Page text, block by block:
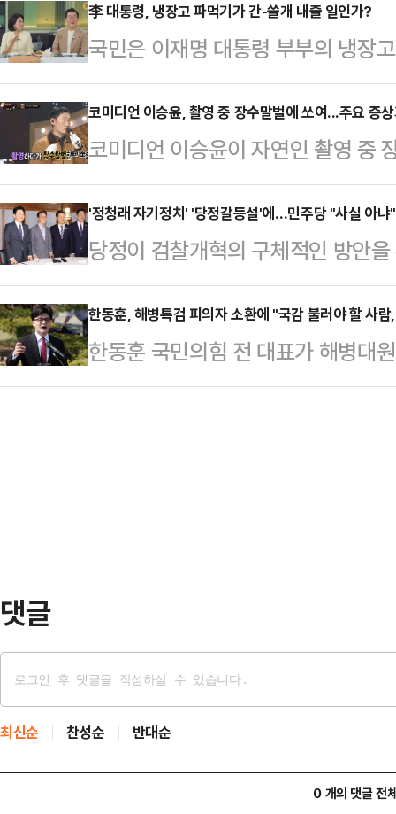
없던 것으로 드러났다. 이에 페이스
실수'라는 입장을 내놨다.12일 페
제출한 자료에 따르면 페이스북은
단한 데 대해 "해당 계정이 실수로
북 모회사 메타가 정치적 콘텐츠를
는 표현의 자유를 중…
李 대통령, 냉장고 파먹기가 간-쓸개 내줄 일인가?
국민은 이재명 대통령 부부의 냉장
고 길었던 추석 연휴가 대통령 부부
되고 끝났다. 나라가 이래도 되나?
이벌이라고 생각하는(감정적으로)
굵직한 경사와 화제로 들썩였다.한
과 화학상을 받았다. 역대 25번째
닌 순수 과학 분야에서만 22명의
면 대한민국은 …
코미디언 이승윤, 촬영 중 장수말벌에 쏘여...주요 증
코미디언 이승윤이 자연인 촬영 중
다.12일 방송된 MBC 예능 '복면가
연한 이승윤은 '나는 자연인이다'
승윤은 "죽을 뻔한 적도 있다. 촬영
일반 벌의 500배 이상이라고 알고
도중 혀가 말려 들어가고 호흡이 가
점점 흐려지는데 가족 생각이 먼저
벌쏘임 …
'정청래 자기정치' '당정갈등설'에…민주당 "사실 아
당정이 검찰개혁의 구체적인 방안
을 두고 또다시 엇박자를 낸다는 지
니다"며 거듭 진화에 나섰다.박수
글을 올려 '정청래 대표가 자기정치
목조목 반박하며 '당정대(민주당·
한동훈, 해병특검 피의자 소환에 "국감 불러야 할 사
한동훈 국민의힘 전 대표가 해병대
특별검사팀이 자신을 채상병 사건
댓글
최신순 찬성순 반대순
0 개의 댓글 전